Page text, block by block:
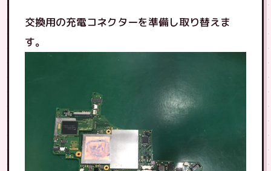
交換用の充電コネクターを準備し取り替えま
す。